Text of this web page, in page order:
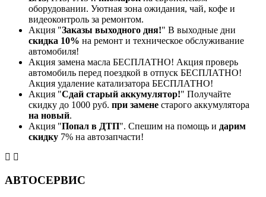
оборудовании. Уютная зона ожидания, чай, кофе и
видеоконтроль за ремонтом.
Акция "Заказы выходного дня!" В выходные дни
скидка 10% на ремонт и техническое обслуживание
автомобиля!
Акция замена масла БЕСПЛАТНО! Акция проверь
автомобиль перед поездкой в отпуск БЕСПЛАТНО!
Акция удаление катализатора БЕСПЛАТНО!
Акция "Сдай старый аккумулятор!" Получайте
скидку до 1000 руб. при замене старого аккумулятора
на новый.
Акция "Попал в ДТП". Спешим на помощь и дарим
скидку 7% на автозапчасти!
АВТОСЕРВИС